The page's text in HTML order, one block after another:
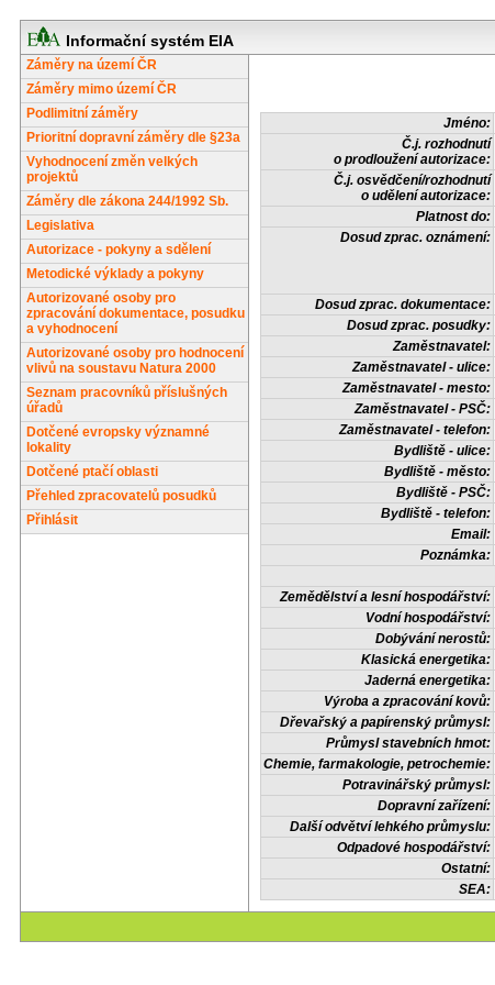
Informační systém EIA
Záměry na území ČR
Záměry mimo území ČR
Podlimitní záměry
Prioritní dopravní záměry dle §23a
Vyhodnocení změn velkých
projektů
Záměry dle zákona 244/1992 Sb.
Legislativa
Autorizace - pokyny a sdělení
Metodické výklady a pokyny
Autorizované osoby pro
zpracování dokumentace, posudku
a vyhodnocení
Autorizované osoby pro hodnocení
vlivů na soustavu Natura 2000
Seznam pracovníků příslušných
úřadů
Dotčené evropsky významné
lokality
Dotčené ptačí oblasti
Přehled zpracovatelů posudků
Přihlásit
Jméno:
Č.j. rozhodnutí
o prodloužení autorizace:
Č.j. osvědčení/rozhodnutí
o udělení autorizace:
Platnost do:
Dosud zprac. oznámení:
Dosud zprac. dokumentace:
Dosud zprac. posudky:
Zaměstnavatel:
Zaměstnavatel - ulice:
Zaměstnavatel - mesto:
Zaměstnavatel - PSČ:
Zaměstnavatel - telefon:
Bydliště - ulice:
Bydliště - město:
Bydliště - PSČ:
Bydliště - telefon:
Email:
Poznámka:
Zemědělství a lesní hospodářství:
Vodní hospodářství:
Dobývání nerostů:
Klasická energetika:
Jaderná energetika:
Výroba a zpracování kovů:
Dřevařský a papírenský průmysl:
Průmysl stavebních hmot:
Chemie, farmakologie, petrochemie:
Potravinářský průmysl:
Dopravní zařízení:
Další odvětví lehkého průmyslu:
Odpadové hospodářství:
Ostatní:
SEA: